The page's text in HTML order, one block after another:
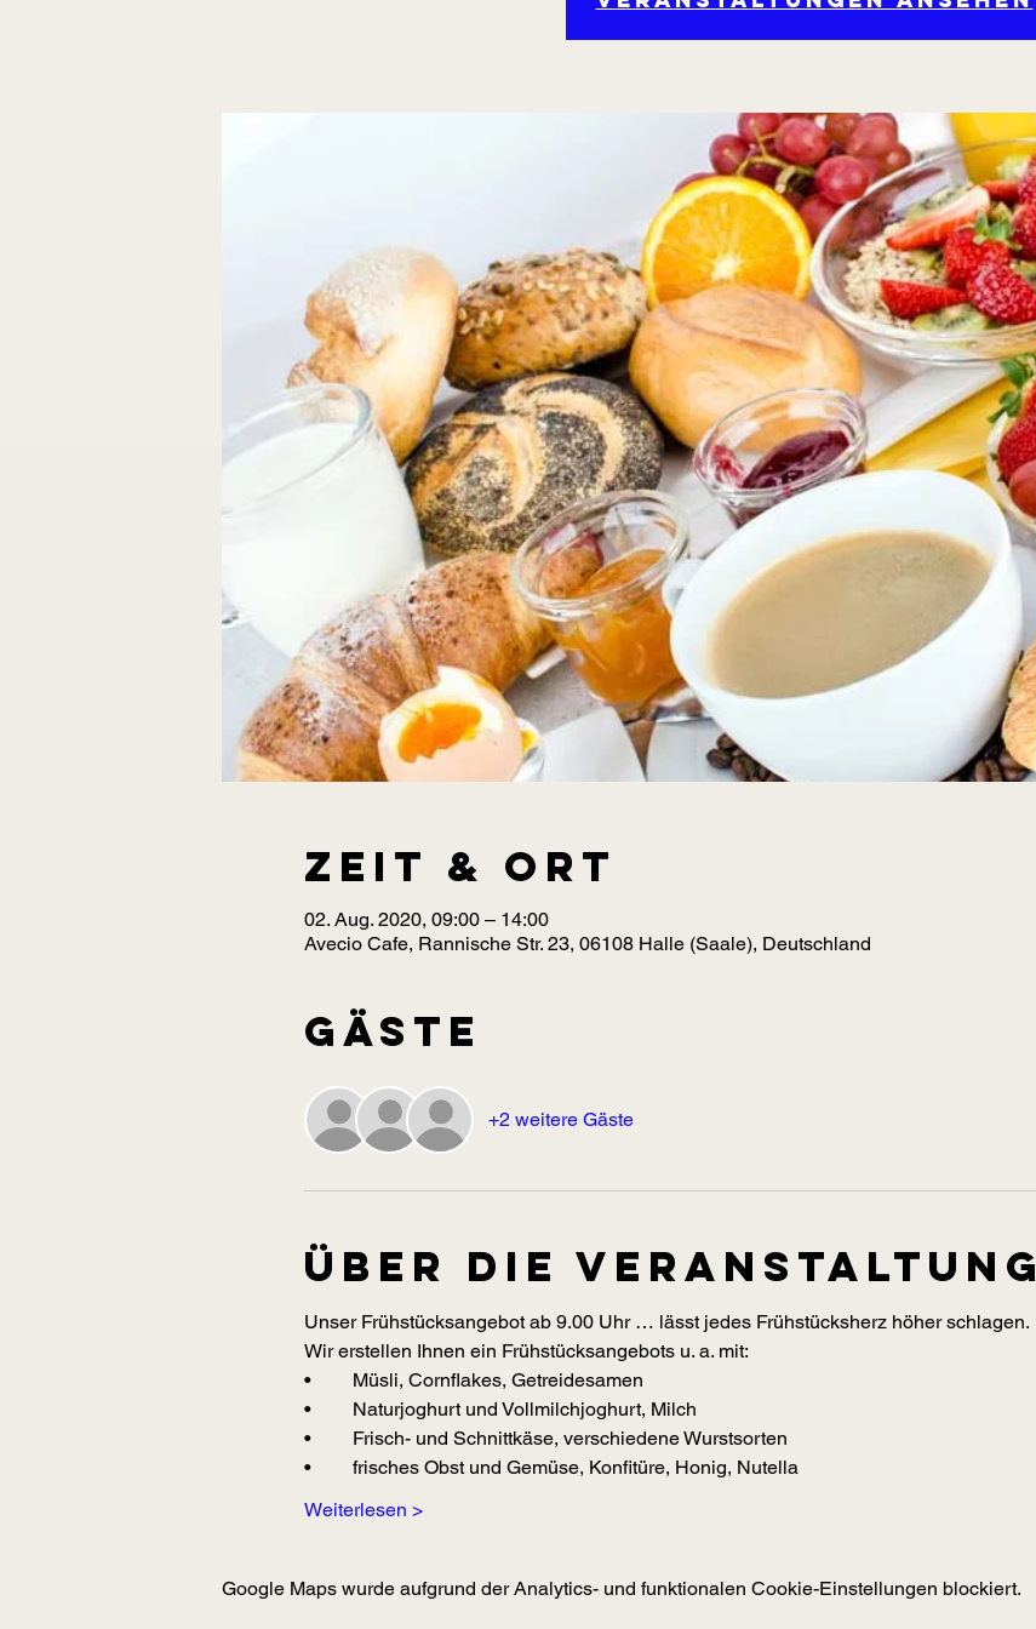
Zeit & Ort
02. Aug. 2020, 09:00 – 14:00
Avecio Cafe, Rannische Str. 23, 06108 Halle (Saale), Deutschland
Gäste
+2 weitere Gäste
Über die Veranstaltung
Unser Frühstücksangebot ab 9.00 Uhr … lässt jedes Frühstücksherz höher schlagen.
Wir erstellen Ihnen ein Frühstücksangebots u. a. mit:
•	Müsli, Cornflakes, Getreidesamen
•	Naturjoghurt und Vollmilchjoghurt, Milch
•	Frisch- und Schnittkäse, verschiedene Wurstsorten
•	frisches Obst und Gemüse, Konfitüre, Honig, Nutella
Weiterlesen >
Google Maps wurde aufgrund der Analytics- und funktionalen Cookie-Einstellungen blockiert.